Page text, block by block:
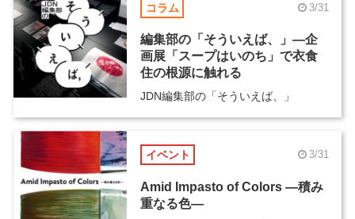
コラム 3/31
編集部の「そういえば、」―企
画展「スープはいのち」で衣食
住の根源に触れる
JDN編集部の「そういえば、」
イベント 3/31
Amid Impasto of Colors ―積み
重なる色―